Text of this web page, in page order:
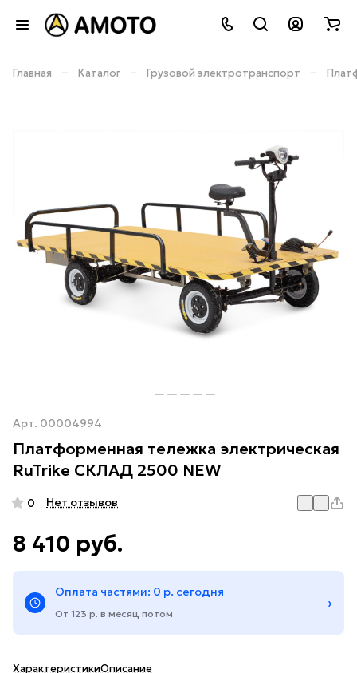
Главная – Каталог – Грузовой электротранспорт –
Арт. 00004994
Платформенная тележка электрическая
RuTrike СКЛАД 2500 NEW
0 Нет отзывов
8 410 руб.
Оплата частями: 0 р. сегодня
От 123 р. в месяц потом
›
ХарактеристикиОписание